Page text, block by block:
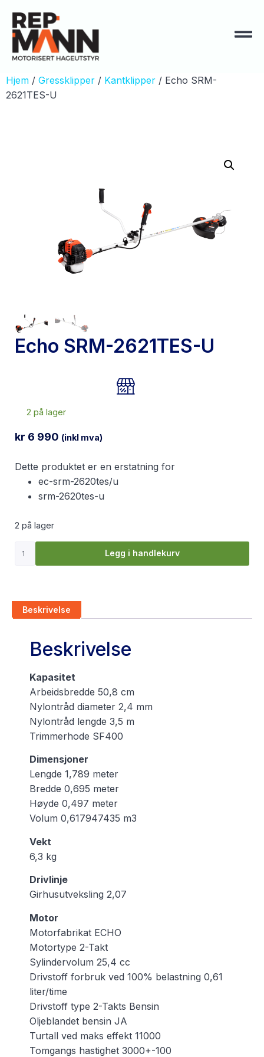
Hjem / Gressklipper / Kantklipper / Echo SRM-
2621TES-U
Echo SRM-2621TES-U
2 på lager
kr 6 990 (inkl mva)
Dette produktet er en erstatning for
ec-srm-2620tes/u
srm-2620tes-u
2 på lager
Legg i handlekurv
Beskrivelse
Beskrivelse
Kapasitet
Arbeidsbredde 50,8 cm
Nylontråd diameter 2,4 mm
Nylontråd lengde 3,5 m
Trimmerhode SF400
Dimensjoner
Lengde 1,789 meter
Bredde 0,695 meter
Høyde 0,497 meter
Volum 0,617947435 m3
Vekt
6,3 kg
Drivlinje
Girhusutveksling 2,07
Motor
Motorfabrikat ECHO
Motortype 2-Takt
Sylindervolum 25,4 cc
Drivstoff forbruk ved 100% belastning 0,61
liter/time
Drivstoff type 2-Takts Bensin
Oljeblandet bensin JA
Turtall ved maks effekt 11000
Tomgangs hastighet 3000+-100